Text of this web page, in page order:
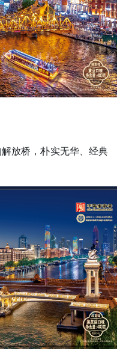
放桥，朴实无华、经典